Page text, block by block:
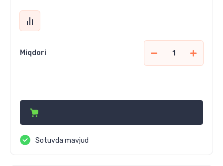
Miqdori
Sotuvda mavjud